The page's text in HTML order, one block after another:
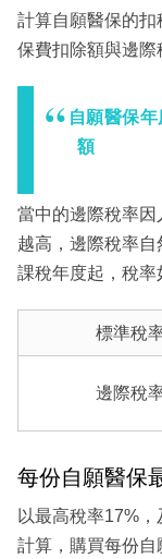
計算自願醫保的
保費扣除額與邊際
自願醫保
額
當中的邊際稅率因
越高，邊際稅率
課稅年度起，稅率
標準稅
邊際稅
每份自願醫保
以最高稅率17%
計算，購買每份